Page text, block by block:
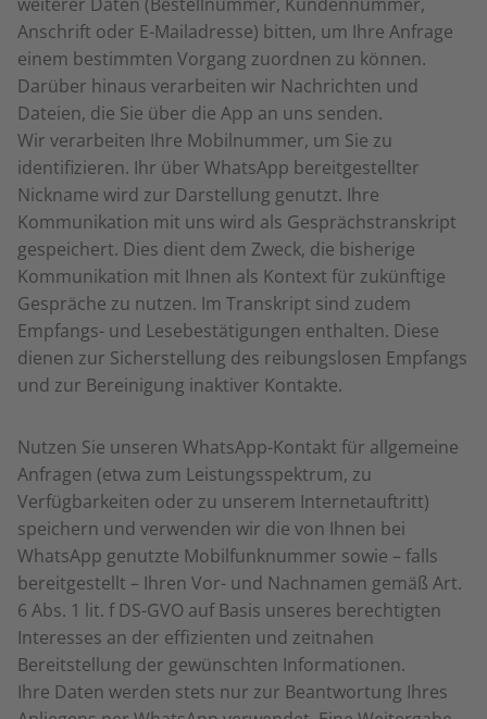
Anschrift oder E-Mailadresse) bitten, um Ihre Anfrage
einem bestimmten Vorgang zuordnen zu können.
Darüber hinaus verarbeiten wir Nachrichten und
Dateien, die Sie über die App an uns senden.
Wir verarbeiten Ihre Mobilnummer, um Sie zu
identifizieren. Ihr über WhatsApp bereitgestellter
Nickname wird zur Darstellung genutzt. Ihre
Kommunikation mit uns wird als Gesprächstranskript
gespeichert. Dies dient dem Zweck, die bisherige
Kommunikation mit Ihnen als Kontext für zukünftige
Gespräche zu nutzen. Im Transkript sind zudem
Empfangs- und Lesebestätigungen enthalten. Diese
dienen zur Sicherstellung des reibungslosen Empfangs
und zur Bereinigung inaktiver Kontakte.
Nutzen Sie unseren WhatsApp-Kontakt für allgemeine
Anfragen (etwa zum Leistungsspektrum, zu
Verfügbarkeiten oder zu unserem Internetauftritt)
speichern und verwenden wir die von Ihnen bei
WhatsApp genutzte Mobilfunknummer sowie – falls
bereitgestellt – Ihren Vor- und Nachnamen gemäß Art.
6 Abs. 1 lit. f DS-GVO auf Basis unseres berechtigten
Interesses an der effizienten und zeitnahen
Bereitstellung der gewünschten Informationen.
Ihre Daten werden stets nur zur Beantwortung Ihres